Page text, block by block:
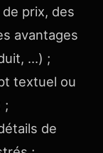
prix, des
avantages
…) ;
textuel ou
;
de